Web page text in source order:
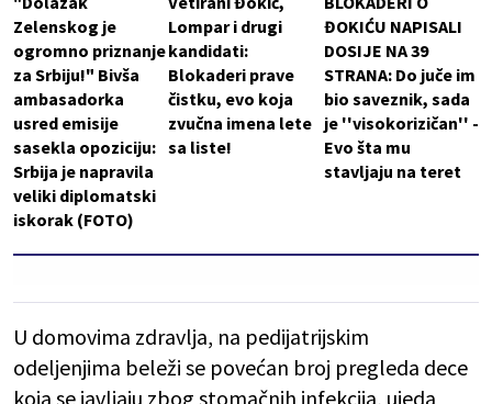
Zelenskog je
ogromno priznanje
za Srbiju!" Bivša
ambasadorka
usred emisije
sasekla opoziciju:
Srbija je napravila
veliki diplomatski
iskorak (FOTO)
Lompar i drugi
kandidati:
Blokaderi prave
čistku, evo koja
zvučna imena lete
sa liste!
ĐOKIĆU NAPISALI
DOSIJE NA 39
STRANA: Do juče im
bio saveznik, sada
je ''visokorizičan'' -
Evo šta mu
stavljaju na teret
U domovima zdravlja, na pedijatrijskim
odeljenjima beleži se povećan broj pregleda dece
koja se javljaju zbog stomačnih infekcija, ujeda